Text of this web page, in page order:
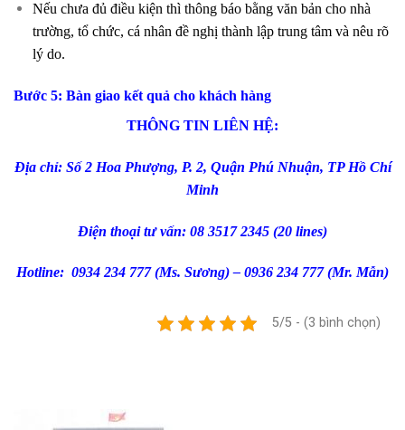
Nếu chưa đủ điều kiện thì thông báo bằng văn bản cho nhà
trường, tổ chức, cá nhân đề nghị thành lập trung tâm và nêu rõ
lý do.
Bước 5: Bàn giao kết quả cho khách hàng
THÔNG TIN LIÊN HỆ:
Địa chỉ: Số 2 Hoa Phượng, P. 2, Quận Phú Nhuận, TP Hồ Chí
Minh
Điện thoại tư vấn: 08 3517 2345 (20 lines)
Hotline: 0934 234 777 (Ms. Sương) – 0936 234 777 (Mr. Mẫn)
5/5 - (3 bình chọn)